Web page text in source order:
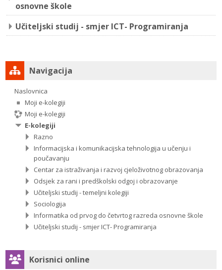
osnovne škole
Učiteljski studij - smjer ICT- Programiranja
Preskoči Navigacija
Navigacija
Naslovnica
Moji e-kolegiji
Moji e-kolegiji
E-kolegiji
Razno
Informacijska i komunikacijska tehnologija u učenju i
poučavanju
Centar za istraživanja i razvoj cjeloživotnog obrazovanja
Odsjek za rani i predškolski odgoj i obrazovanje
Učiteljski studij - temeljni kolegiji
Sociologija
Informatika od prvog do četvrtog razreda osnovne škole
Učiteljski studij - smjer ICT- Programiranja
Preskoči Korisnici online
Korisnici online